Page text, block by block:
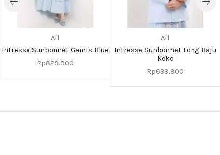
All
Intresse Sunbonnet Gamis Blue
Rp829.900
All
Intresse Sunbonnet Long Baju
Koko
Rp699.900